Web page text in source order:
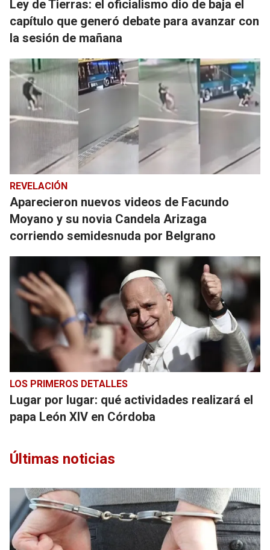
Ley de Tierras: el oficialismo dio de baja el
capítulo que generó debate para avanzar con
la sesión de mañana
REVELACIÓN
Aparecieron nuevos videos de Facundo
Moyano y su novia Candela Arizaga
corriendo semidesnuda por Belgrano
LOS PRIMEROS DETALLES
Lugar por lugar: qué actividades realizará el
papa León XIV en Córdoba
Últimas noticias